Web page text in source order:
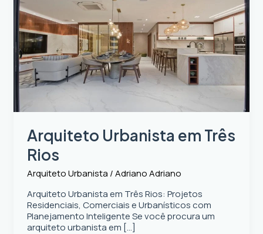
Arquiteto Urbanista em Três
Rios
Arquiteto Urbanista /Adriano Adriano
Arquiteto Urbanista em Três Rios: Projetos
Residenciais, Comerciais e Urbanísticos com
Planejamento Inteligente Se você procura um
arquiteto urbanista em […]
em
Três
Rios